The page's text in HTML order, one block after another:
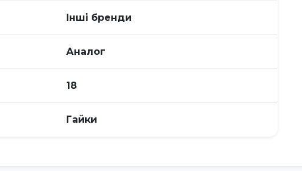
Інші бренди
Аналог
18
Гайки